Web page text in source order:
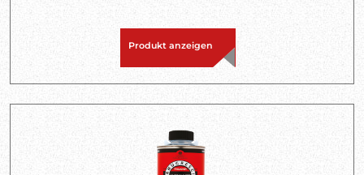
Produkt anzeigen